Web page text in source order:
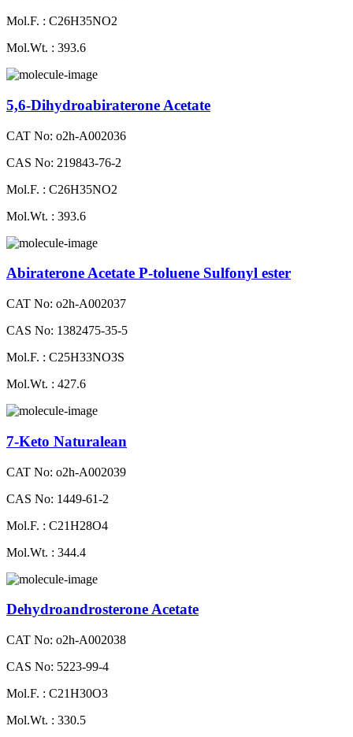
Mol.F. : C26H35NO2
Mol.Wt. : 393.6
5,6-Dihydroabiraterone Acetate
CAT No: o2h-A002036
CAS No: 219843-76-2
Mol.F. : C26H35NO2
Mol.Wt. : 393.6
Abiraterone Acetate P-toluene Sulfonyl ester
CAT No: o2h-A002037
CAS No: 1382475-35-5
Mol.F. : C25H33NO3S
Mol.Wt. : 427.6
7-Keto Naturalean
CAT No: o2h-A002039
CAS No: 1449-61-2
Mol.F. : C21H28O4
Mol.Wt. : 344.4
Dehydroandrosterone Acetate
CAT No: o2h-A002038
CAS No: 5223-99-4
Mol.F. : C21H30O3
Mol.Wt. : 330.5